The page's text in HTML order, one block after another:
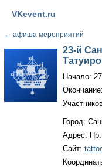
VKevent.ru
← афиша мероприятий
23-й
Начало:
Город:
Адрес:
Сайт: